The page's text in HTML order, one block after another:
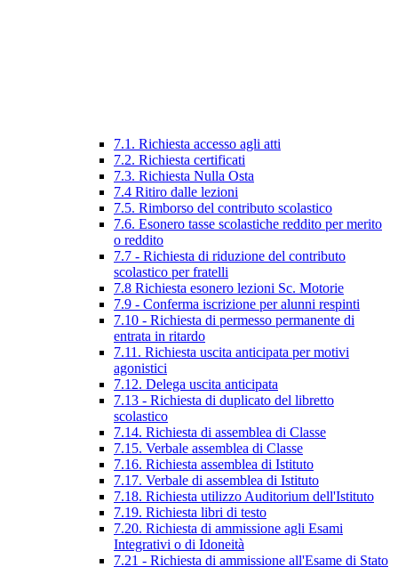
7.1. Richiesta accesso agli atti
7.2. Richiesta certificati
7.3. Richiesta Nulla Osta
7.4 Ritiro dalle lezioni
7.5. Rimborso del contributo scolastico
7.6. Esonero tasse scolastiche reddito per merito
o reddito
7.7 - Richiesta di riduzione del contributo
scolastico per fratelli
7.8 Richiesta esonero lezioni Sc. Motorie
7.9 - Conferma iscrizione per alunni respinti
7.10 - Richiesta di permesso permanente di
entrata in ritardo
7.11. Richiesta uscita anticipata per motivi
agonistici
7.12. Delega uscita anticipata
7.13 - Richiesta di duplicato del libretto
scolastico
7.14. Richiesta di assemblea di Classe
7.15. Verbale assemblea di Classe
7.16. Richiesta assemblea di Istituto
7.17. Verbale di assemblea di Istituto
7.18. Richiesta utilizzo Auditorium dell'Istituto
7.19. Richiesta libri di testo
7.20. Richiesta di ammissione agli Esami
Integrativi o di Idoneità
7.21 - Richiesta di ammissione all'Esame di Stato